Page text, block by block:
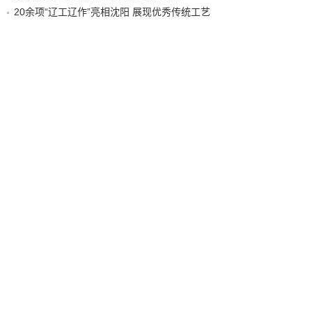
20余项“辽工辽作”亮相沈阳 展现优秀传统工艺